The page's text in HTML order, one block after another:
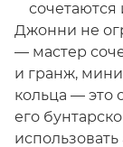
сочетаются
Джонни не
— мастер
и гранж,
кольца — это
его